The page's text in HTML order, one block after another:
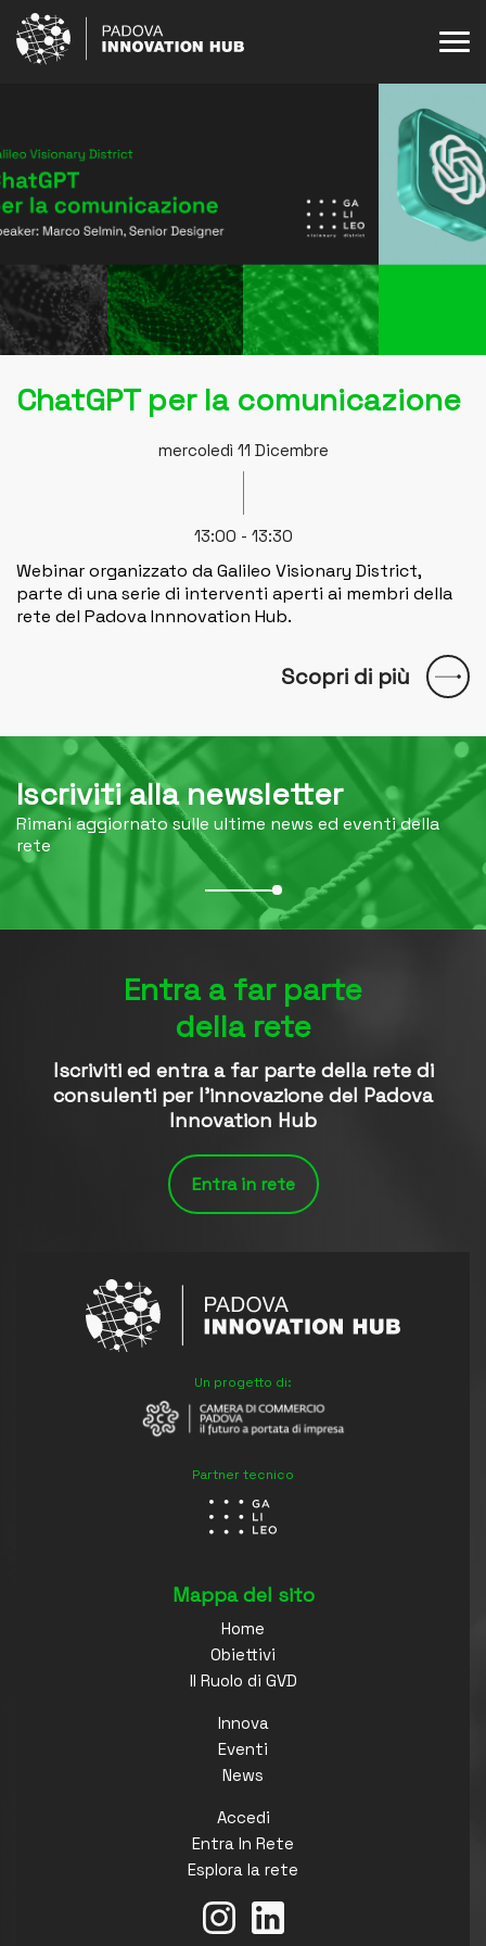
ChatGPT per la comunicazione
mercoledì 11 Dicembre
13:00 - 13:30
Webinar organizzato da Galileo Visionary District,
parte di una serie di interventi aperti ai membri della
rete del Padova Innnovation Hub.
Scopri di più
Iscriviti alla newsletter
Rimani aggiornato sulle ultime news ed eventi della
rete
Entra a far parte
della rete
Iscriviti ed entra a far parte della rete di
consulenti per l’innovazione del Padova
Innovation Hub
Entra in rete
Un progetto di:
Partner tecnico
Mappa del sito
Home
Obiettivi
Il Ruolo di GVD
Innova
Eventi
News
Accedi
Entra In Rete
Esplora la rete